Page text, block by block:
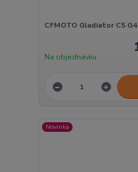
CFMOTO Gladiator C5
Na objednávku
Novinka